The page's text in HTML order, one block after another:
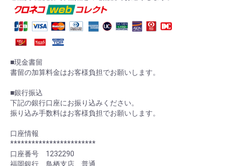
■現金書留
書留の加算料金はお客様負担でお願いします。
■銀行振込
下記の銀行口座にお振り込みください。
振り込み手数料はお客様負担でお願いします。
口座情報
************************
口座番号 1232290
福岡銀行 鳥栖支店 普通